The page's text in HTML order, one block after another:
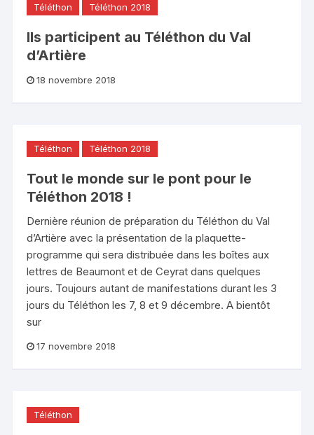
Téléthon Téléthon 2018
Ils participent au Téléthon du Val
d’Artière
18 novembre 2018
Téléthon Téléthon 2018
Tout le monde sur le pont pour le
Téléthon 2018 !
Dernière réunion de préparation du Téléthon du Val
d’Artière avec la présentation de la plaquette-
programme qui sera distribuée dans les boîtes aux
lettres de Beaumont et de Ceyrat dans quelques
jours. Toujours autant de manifestations durant les 3
jours du Téléthon les 7, 8 et 9 décembre. A bientôt
sur
17 novembre 2018
Téléthon